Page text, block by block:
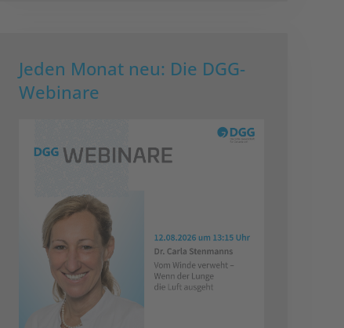
Jeden Monat neu: Die DGG-
Webinare